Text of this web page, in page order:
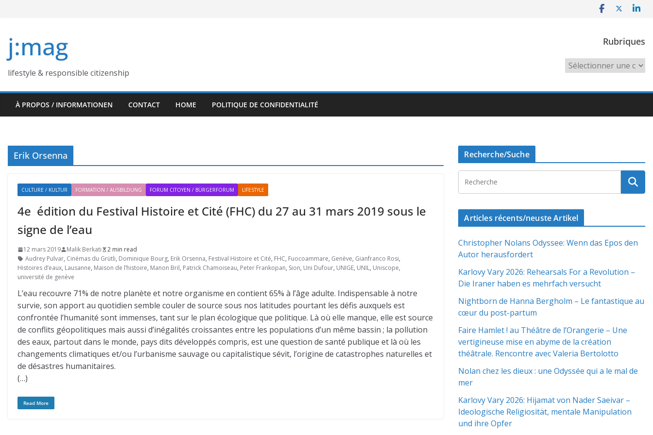
j:mag
lifestyle & responsible citizenship
Rubriques
Rubriques
À PROPOS / INFORMATIONEN CONTACT HOME POLITIQUE DE CONFIDENTIALITÉ
Erik Orsenna
CULTURE / KULTUR FORMATION / AUSBILDUNG FORUM CITOYEN / BÜRGERFORUM LIFESTYLE
4e édition du Festival Histoire et Cité (FHC) du 27 au 31 mars 2019 sous le
signe de l’eau
12 mars 2019 Malik Berkati
2 min read
Audrey Pulvar, Cinémas du Grütli, Dominique Bourg, Erik Orsenna, Festival Histoire et Cité, FHC, Fuocoammare, Genève, Gianfranco Rosi,
Histoires d’eaux, Lausanne, Maison de l’histoire, Manon Bril, Patrick Chamoiseau, Peter Frankopan, Sion, Uni Dufour, UNIGE, UNIL, Uniscope,
université de genève
L’eau recouvre 71% de notre planète et notre organisme en contient 65% à l’âge adulte. Indispensable à notre
survie, son apport au quotidien semble couler de source sous nos latitudes pourtant les défis auxquels est
confrontée l’humanité sont immenses, tant sur le plan écologique que politique. Là où elle manque, elle est source
de conflits géopolitiques mais aussi d’inégalités croissantes entre les populations d’un même bassin ; la pollution
des eaux, partout dans le monde, pays dits développés compris, est une question de santé publique et là où les
changements climatiques et/ou l’urbanisme sauvage ou capitalistique sévit, l’origine de catastrophes naturelles et
de désastres humanitaires.
(…)
Read More
Recherche/Suche
Articles récents/neuste Artikel
Christopher Nolans Odyssee: Wenn das Epos den
Autor herausfordert
Karlovy Vary 2026: Rehearsals For a Revolution –
Die Iraner haben es mehrfach versucht
Nightborn de Hanna Bergholm – Le fantastique au
cœur du post-partum
Faire Hamlet ! au Théâtre de l’Orangerie – Une
vertigineuse mise en abyme de la création
théâtrale. Rencontre avec Valeria Bertolotto
Nolan chez les dieux : une Odyssée qui a le mal de
mer
Karlovy Vary 2026: Hijamat von Nader Saeivar​​ –
Ideologische Religiosität, mentale Manipulation
und ihre Opfer